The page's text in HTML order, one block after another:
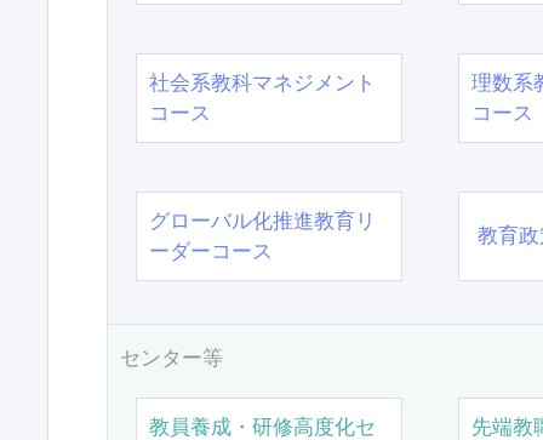
社会系教科マネジメント
コース
理数系
コース
グローバル化推進教育リ
ーダーコース
教育
センター等
教員養成・研修高度化セ
先端教